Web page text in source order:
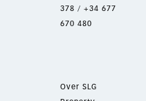
378 / +34 677
670 480
Over SLG